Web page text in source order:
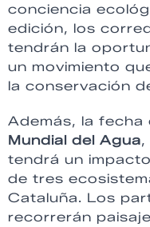
conciencia
edición, los
tendrán la
un movimiento
la conservación
Además, la fecha
Mundial del Agua,
tendrá un
de tres
Cataluña. Los
recorrerán